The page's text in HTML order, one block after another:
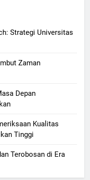
Strategi Universitas
Zaman
Depan
Kualitas
Tinggi
Terobosan di Era